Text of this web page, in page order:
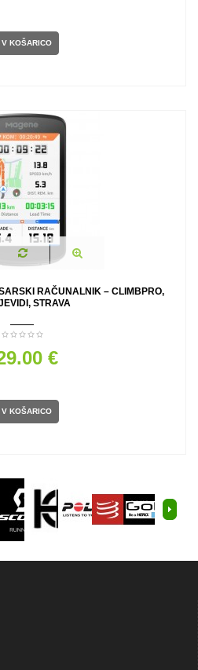
V KOŠARICO
RAČUNALNIK – CLIMBPRO,
STRAVA
€
V KOŠARICO